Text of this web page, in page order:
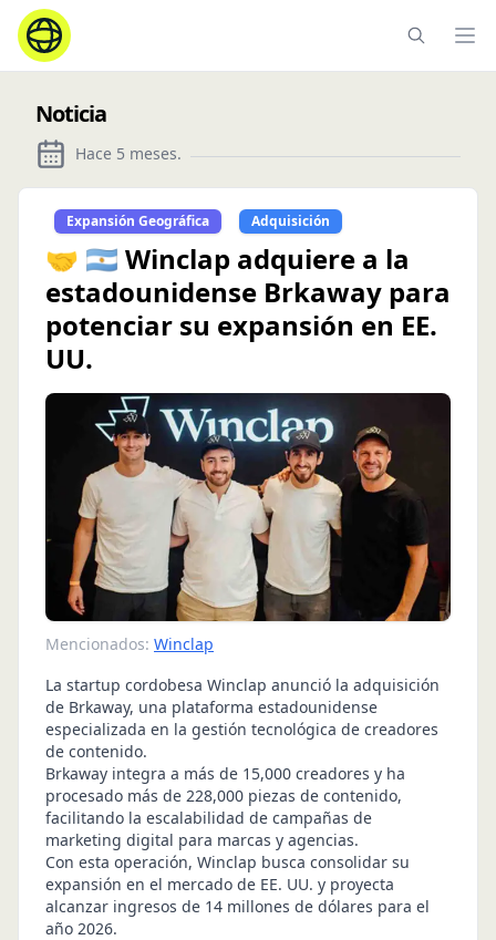
Noticia
Hace 5 meses.
Expansión Geográfica Adquisición
🤝 🇦🇷 Winclap adquiere a la
estadounidense Brkaway para
potenciar su expansión en EE.
UU.
Mencionados: Winclap
La startup cordobesa Winclap anunció la adquisición
de Brkaway, una plataforma estadounidense
especializada en la gestión tecnológica de creadores
de contenido.
Brkaway integra a más de 15,000 creadores y ha
procesado más de 228,000 piezas de contenido,
facilitando la escalabilidad de campañas de
marketing digital para marcas y agencias.
Con esta operación, Winclap busca consolidar su
expansión en el mercado de EE. UU. y proyecta
alcanzar ingresos de 14 millones de dólares para el
año 2026.